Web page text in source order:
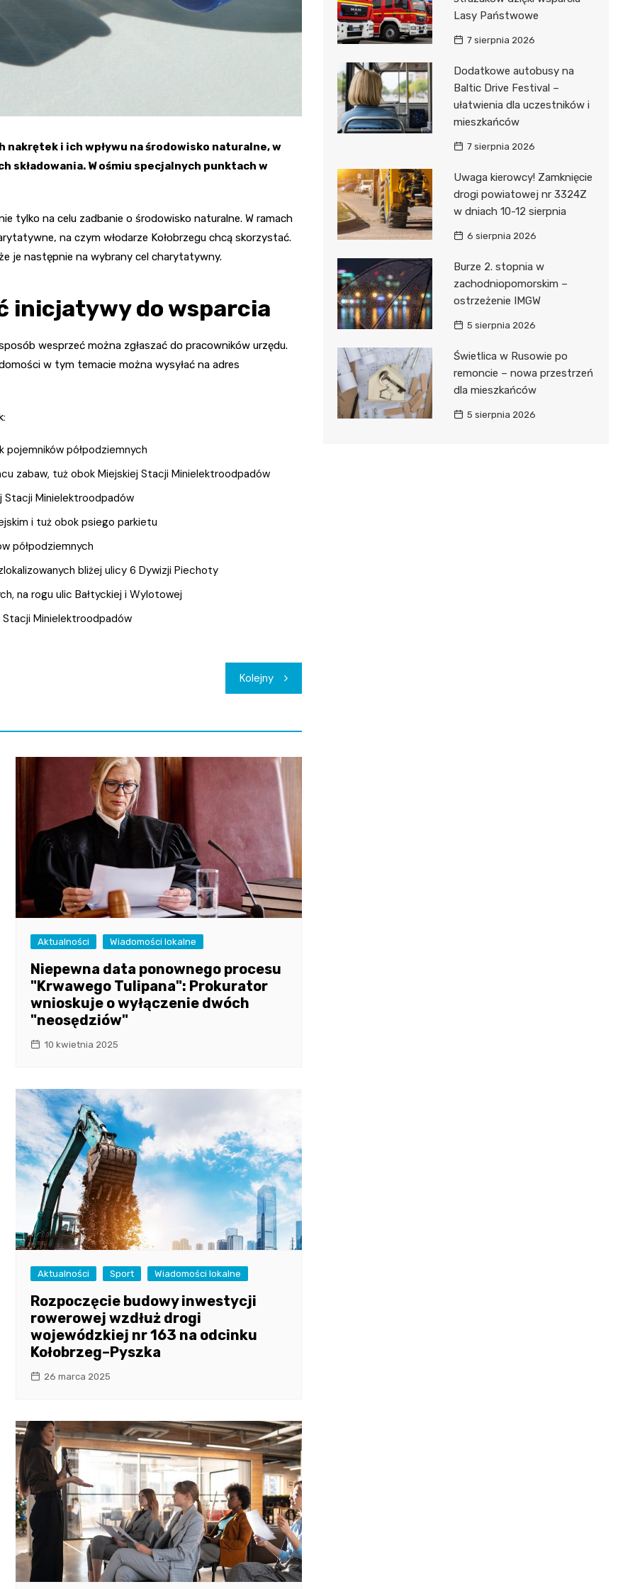
i ich wpływu na środowisko naturalne, w
składowania. W ośmiu specjalnych punktach w
tylko na celu zadbanie o środowisko naturalne. W ramach
na czym włodarze Kołobrzegu chcą skorzystać.
je następnie na wybrany cel charytatywny.
inicjatywy do wsparcia
wesprzeć można zgłaszać do pracowników urzędu.
w tym temacie można wysyłać na adres
półpodziemnych
zabaw, tuż obok Miejskiej Stacji Minielektroodpadów
Stacji Minielektroodpadów
i tuż obok psiego parkietu
półpodziemnych
bliżej ulicy 6 Dywizji Piechoty
na rogu ulic Bałtyckiej i Wylotowej
Stacji Minielektroodpadów
Kolejny
Aktualności Wiadomości lokalne
Niepewna data ponownego procesu
"Krwawego Tulipana": Prokurator
wnioskuje o wyłączenie dwóch
"neosędziów"
10 kwietnia 2025
Aktualności Sport Wiadomości lokalne
Rozpoczęcie budowy inwestycji
rowerowej wzdłuż drogi
wojewódzkiej nr 163 na odcinku
Kołobrzeg–Pyszka
26 marca 2025
Lasy Państwowe
7 sierpnia 2026
Dodatkowe autobusy na
Baltic Drive Festival –
ułatwienia dla uczestników i
mieszkańców
7 sierpnia 2026
Uwaga kierowcy! Zamknięcie
drogi powiatowej nr 3324Z
w dniach 10-12 sierpnia
6 sierpnia 2026
Burze 2. stopnia w
zachodniopomorskim –
ostrzeżenie IMGW
5 sierpnia 2026
Świetlica w Rusowie po
remoncie – nowa przestrzeń
dla mieszkańców
5 sierpnia 2026